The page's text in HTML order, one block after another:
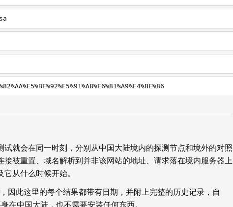
就会在同一时刻，分别从中国大陆境内的探测节点和境外的对照
被重置、域名解析到并非该网站的地址、请求落在境内服务器上
从什么时候开始。
因此这里的每个结果都带有日期，并附上完整的历史记录，自
在中国大陆，也不需要安装任何东西。